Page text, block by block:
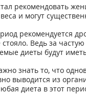
рекомендовать
и могут
рекомендуется
Ведь за
диеты будут
знать то, что
выводится из
диета в этот